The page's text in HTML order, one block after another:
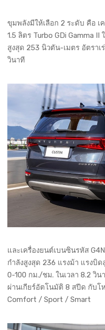
ขุมพลังมีให้เลือก 2 ระดับ คือ เ
1.5 ลิตร Turbo GDi Gamma
สูงสุด 253 นิวตัน-เมตร อัตราเ
วินาที
และเครื่องยนต์เบนซินรหัส
กำลังสูงสุด 236 แรงม้า แรงบิ
0-100 กม./ชม. ในเวลา 8.2 วิน
ผ่านเกียร์อัตโนมัติ 8 สปีด กับ
Comfort / Sport / Smart